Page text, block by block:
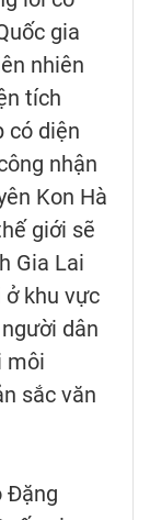
gia
nhiên
tích
có diện
nhận
Kon Hà
giới sẽ
Gia Lai
ở khu vực
dân
môi
sắc văn
Đặng